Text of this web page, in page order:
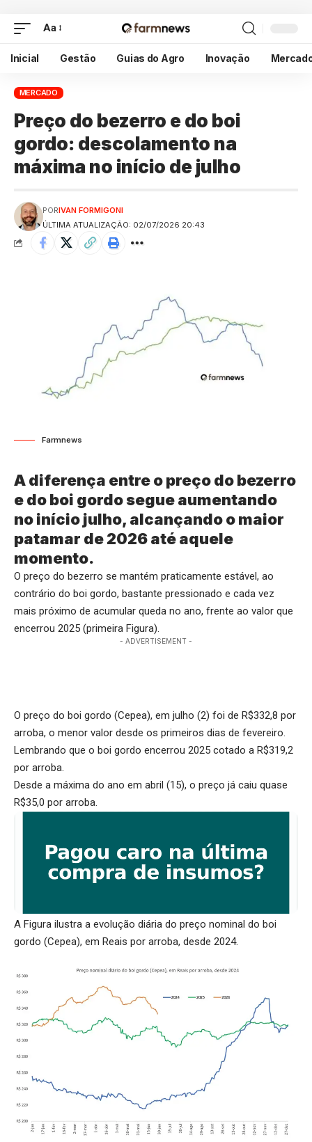
Aa
Inicial Gestão Guias do Agro Inovação
MERCADO
Preço do bezerro e do boi
gordo: descolamento na
máxima no início de julho
ÚLTIMA ATUALIZAÇÃO: 02/07/2026 20:43
PORIVAN FORMIGONI
Farmnews
A diferença entre o preço do bezerro
e do boi gordo segue aumentando
no início julho, alcançando o maior
patamar de 2026 até aquele
momento.
O preço do bezerro se mantém praticamente estável, ao
contrário do boi gordo, bastante pressionado e cada vez
mais próximo de acumular queda no ano, frente ao valor que
encerrou 2025 (primeira Figura).
- ADVERTISEMENT -
O preço do boi gordo (Cepea), em julho (2) foi de R$332,8 por
arroba, o menor valor desde os primeiros dias de fevereiro.
Lembrando que o boi gordo encerrou 2025 cotado a R$319,2
por arroba.
Desde a máxima do ano em abril (15), o preço já caiu quase
R$35,0 por arroba.
A Figura ilustra a evolução diária do preço nominal do boi
gordo (Cepea), em Reais por arroba, desde 2024.